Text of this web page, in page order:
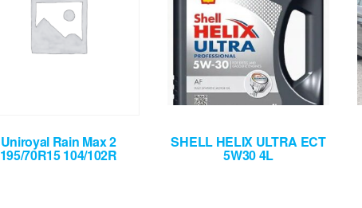
Uniroyal Rain Max 2
195/70R15 104/102R
SHELL HELIX ULTRA ECT
5W30 4L